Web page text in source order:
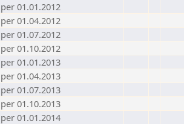
01.01.2012
01.04.2012
01.07.2012
01.10.2012
01.01.2013
01.04.2013
01.07.2013
01.10.2013
01.01.2014